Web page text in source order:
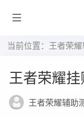
当前位置： 王者荣耀
王者荣耀
王者荣耀辅助